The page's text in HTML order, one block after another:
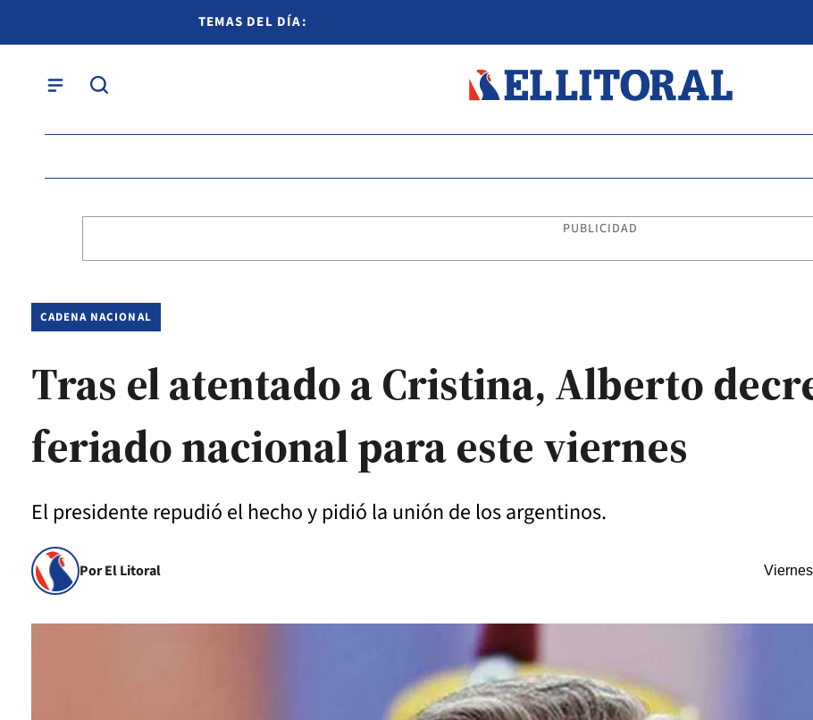
TEMAS DEL DÍA:
PUBLICIDAD
CADENA NACIONAL
Tras el atentado a Cristina, Alberto
feriado nacional para este viernes
El presidente repudió el hecho y pidió la unión de los argentinos.
Por El Litoral